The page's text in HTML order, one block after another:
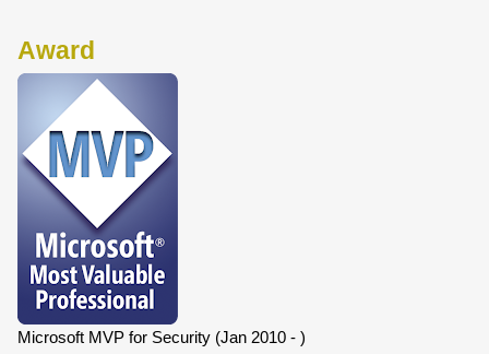
Award
Microsoft MVP for Security (Jan 2010 - )